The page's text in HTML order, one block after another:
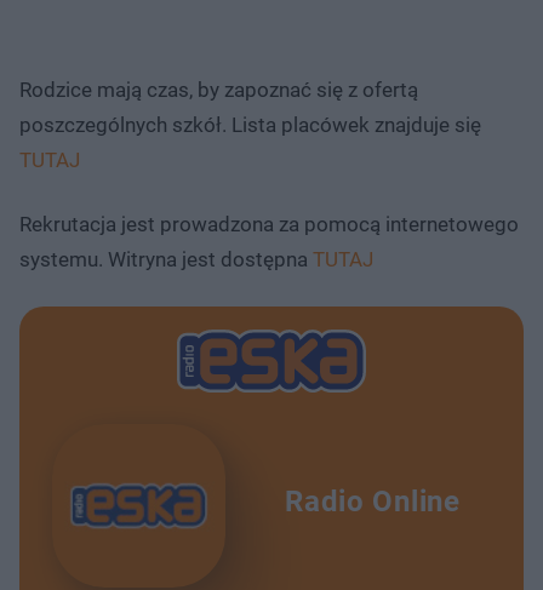
Rodzice mają czas, by zapoznać się z ofertą
poszczególnych szkół. Lista placówek znajduje się
TUTAJ
Rekrutacja jest prowadzona za pomocą internetowego
systemu. Witryna jest dostępna TUTAJ
Radio Online